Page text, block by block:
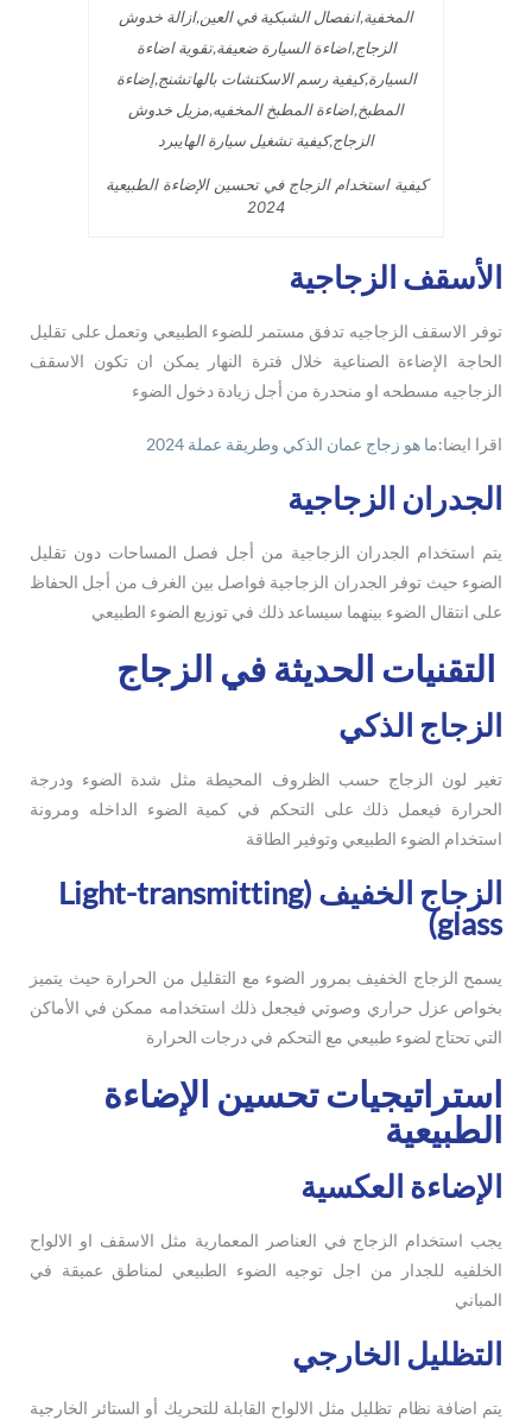
كيفية استخدام الزجاج في تحسين الإضاءة الطبيعية
2024
الأسقف الزجاجية
توفر الاسقف الزجاجيه تدفق مستمر للضوء الطبيعي وتعمل على تقليل
الحاجة الإضاءة الصناعية خلال فترة النهار يمكن ان تكون الاسقف
الزجاجيه مسطحه او منحدرة من أجل زيادة دخول الضوء
اقرا ايضا:ما هو زجاج عمان الذكي وطريقة عملة 2024
الجدران الزجاجية
يتم استخدام الجدران الزجاجية من أجل فصل المساحات دون تقليل
الضوء حيث توفر الجدران الزجاجية فواصل بين الغرف من أجل الحفاظ
على انتقال الضوء بينهما سيساعد ذلك في توزيع الضوء الطبيعي
التقنيات الحديثة في الزجاج
الزجاج الذكي
تغير لون الزجاج حسب الظروف المحيطة مثل شدة الضوء ودرجة
الحرارة فيعمل ذلك على التحكم في كمية الضوء الداخله ومرونة
استخدام الضوء الطبيعي وتوفير الطاقة
الزجاج الخفيف (Light-transmitting
glass)
يسمح الزجاج الخفيف بمرور الضوء مع التقليل من الحرارة حيث يتميز
بخواص عزل حراري وصوتي فيجعل ذلك استخدامه ممكن في الأماكن
التي تحتاج لضوء طبيعي مع التحكم في درجات الحرارة
استراتيجيات تحسين الإضاءة
الطبيعية
الإضاءة العكسية
يجب استخدام الزجاج في العناصر المعمارية مثل الاسقف او الالواح
الخلفيه للجدار من اجل توجيه الضوء الطبيعي لمناطق عميقة في
المباني
التظليل الخارجي
يتم اضافة نظام تظليل مثل الالواح القابلة للتحريك أو الستائر الخارجية